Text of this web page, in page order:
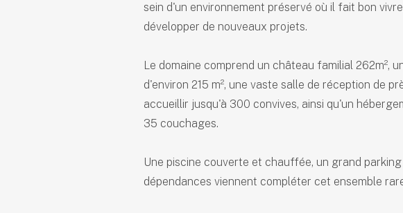
sein d'un environnement préservé où il fait bon
développer de nouveaux projets.
Le domaine comprend un château familial 262m²,
d'environ 215 m², une vaste salle de réception de
accueillir jusqu'à 300 convives, ainsi qu'un
35 couchages.
Une piscine couverte et chauffée, un grand
dépendances viennent compléter cet ensemble